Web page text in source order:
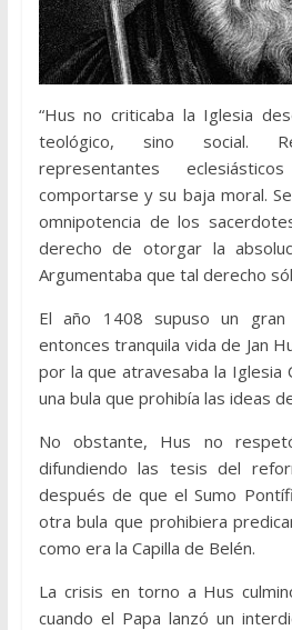
“Hus no criticaba la Iglesia
teológico, sino social.
representantes
comportarse y su baja moral.
omnipotencia de los
derecho de otorgar la
Argumentaba que tal derecho
El año 1408 supuso un
entonces tranquila vida de Jan
por la que atravesaba la Iglesia
una bula que prohibía las ideas
No obstante, Hus no
difundiendo las tesis del
después de que el Sumo
otra bula que prohibiera
como era la Capilla de Belén.
La crisis en torno a Hus
cuando el Papa lanzó un